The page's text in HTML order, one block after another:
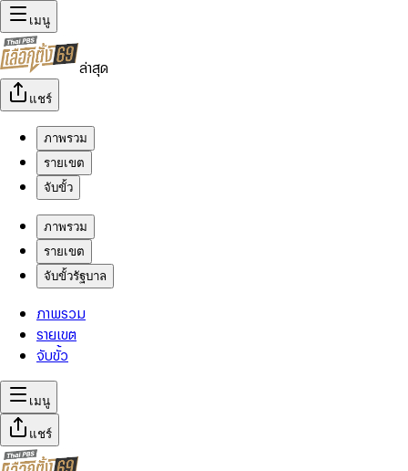
เมนู
ล่าสุด
แชร์
ภาพรวม
รายเขต
จับขั้ว
ภาพรวม
รายเขต
จับขั้วรัฐบาล
ภาพรวม
รายเขต
จับขั้ว
เมนู
แชร์